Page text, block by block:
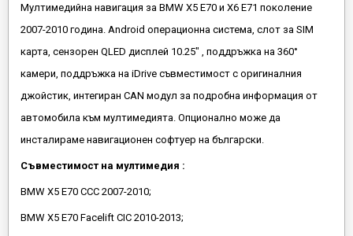
Мултимедийна навигация за BMW X5 E70 и X6 E71 поколение
2007-2010 година. Android операционна система, слот за SIM
карта, сензорен QLED дисплей 10.25" , поддръжка на 360°
камери, поддръжка на iDrive съвместимост с оригиналния
джойстик, интегиран CAN модул за подробна информация от
автомобила към мултимедията. Опционално може да
инсталираме навигационен софтуер на български.
Съвместимост на мултимедия :
BMW X5 E70 CCC 2007-2010;
BMW X5 E70 Facelift CIC 2010-2013;